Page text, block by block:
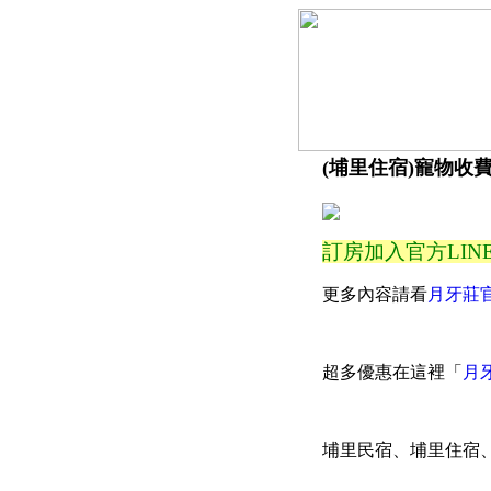
(埔里住宿)寵物收
訂房加入官方LIN
更多內容請看月牙莊
超多優惠在這裡「 月
埔里民宿、埔里住宿